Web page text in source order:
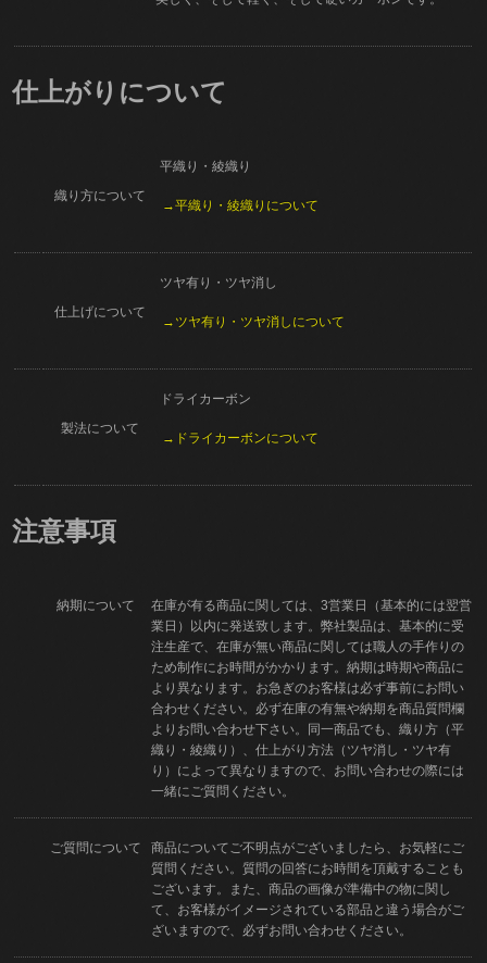
仕上がりについて
織り方について
平織り・綾織り
→平織り・綾織りについて
仕上げについて
ツヤ有り・ツヤ消し
→ツヤ有り・ツヤ消しについて
製法について
ドライカーボン
→ドライカーボンについて
注意事項
納期について
在庫が有る商品に関しては、3営業日（基本的には翌営
業日）以内に発送致します。弊社製品は、基本的に受
注生産で、在庫が無い商品に関しては職人の手作りの
ため制作にお時間がかかります。納期は時期や商品に
より異なります。お急ぎのお客様は必ず事前にお問い
合わせください。必ず在庫の有無や納期を商品質問欄
よりお問い合わせ下さい。同一商品でも、織り方（平
織り・綾織り）、仕上がり方法（ツヤ消し・ツヤ有
り）によって異なりますので、お問い合わせの際には
一緒にご質問ください。
ご質問について
商品についてご不明点がございましたら、お気軽にご
質問ください。質問の回答にお時間を頂戴することも
ございます。また、商品の画像が準備中の物に関し
て、お客様がイメージされている部品と違う場合がご
ざいますので、必ずお問い合わせください。